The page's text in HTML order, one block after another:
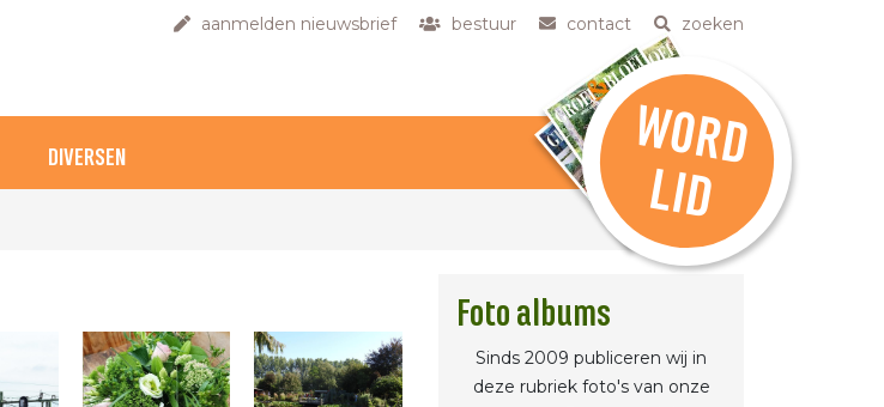
aanmelden nieuwsbrief bestuur contact zoeken
DIVERSEN W
O
R
D
L
ID
Foto albums
Sinds 2009 publiceren wij in
deze rubriek foto's van onze